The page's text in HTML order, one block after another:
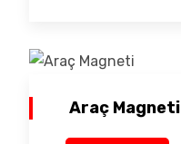
Araç Magneti